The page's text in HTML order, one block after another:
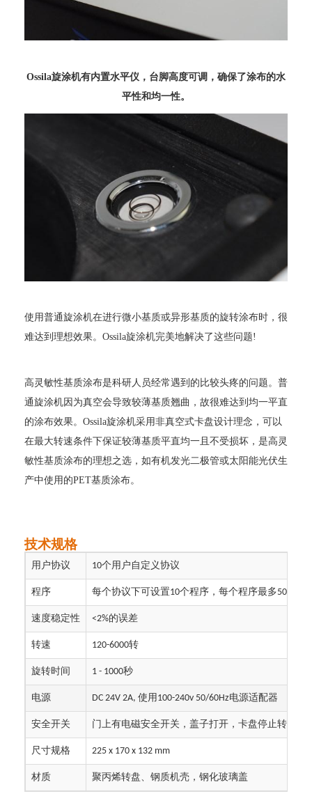
Ossila旋涂机有内置水平仪，台脚高度可调，确保了涂布的水
平性和均一性。
使用普通旋涂机在进行微小基质或异形基质的旋转涂布时，很
难达到理想效果。 Ossila旋涂机完美地解决了这些问题!
高灵敏性基质涂布是科研人员经常遇到的比较头疼的问题。普
通旋涂机因为真空会导致较薄基质翘曲，故很难达到均一平直
的涂布效果。 Ossila旋涂机采用非真空式卡盘设计理念，可以
在最大转速条件下保证较薄基质平直均一且不受损坏，是高灵
敏性基质涂布的理想之选，如有机发光二极管或太阳能光伏生
产中使用的PET基质涂布。
技术规格
用户协议 10个用户自定义协议
程序 每个协议下可设置10个程序，每个程序最多50
速度稳定性 <2%的误差
转速 120-6000转
旋转时间 1 - 1000秒
电源 DC 24V 2A, 使用 100-240v 50/60Hz电源适配器
安全开关 门上有电磁安全开关 ，盖子打开，卡盘停止转动
尺寸规格 225 x 170 x 132 mm
材质 聚丙烯转盘、钢 质机壳， 钢化玻璃盖